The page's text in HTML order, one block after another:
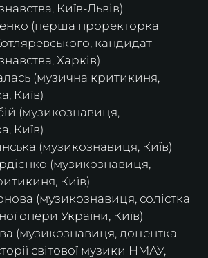
Київ-Львів)
(перша проректорка
кандидат
Харків)
(музична критикиня,
Київ)
(музикознавиця,
Київ)
(музикознавиця, Київ)
(музикознавиця,
Київ)
(музикознавиця, солістка
опери України, Київ)
(музикознавиця, доцентка
світової музики НМАУ,